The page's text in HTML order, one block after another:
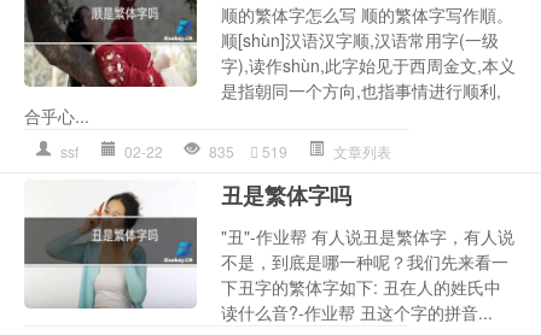
顺的繁体字怎么写 顺的繁体字写作順。
顺[shùn]汉语汉字顺,汉语常用字(一级
字),读作shùn,此字始见于西周金文,本义
是指朝同一个方向,也指事情进行顺利,
合乎心...
ssf 02-22 835 519 文章列表
丑是繁体字吗
"丑"-作业帮 有人说丑是繁体字，有人说
不是，到底是哪一种呢？我们先来看一
下丑字的繁体字如下: 丑在人的姓氏中
读什么音?-作业帮 丑这个字的拼音...